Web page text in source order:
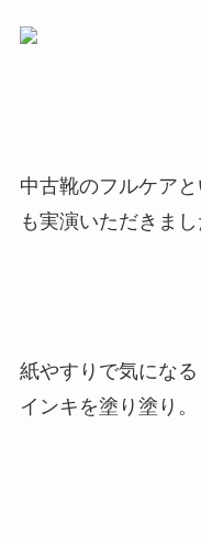
中古靴のフルケア
も実演いただきまし
紙やすりで気にな
インキを塗り塗り。